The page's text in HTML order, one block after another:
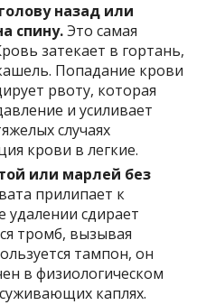
назад или
спину.Это самая
затекает в гортань,
Попадание крови
рвоту, которая
и усиливает
случаях
крови в легкие.
или марлей без
прилипает к
удалении сдирает
тромб, вызывая
тампон, он
в физиологическом
каплях.